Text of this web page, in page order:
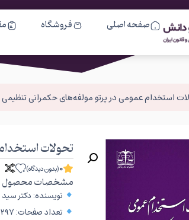
صفحه اصلی فروشگاه
استخدام عمومی در پرتو مولفه‌های حکمرانی تنظیمی
تحولات
0(بدون دیدگاه)
مشخصات محصول
نویسنده: دکتر
تعداد صفحات: ۲۹۷